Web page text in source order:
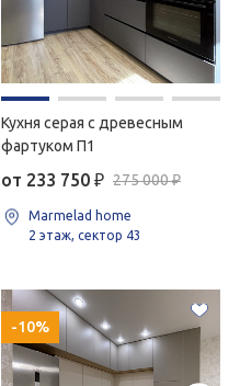
Кухня серая с древесным
фартуком П1
от 233 750 ₽ 275 000 ₽
Marmelad home
2 этаж, сектор 43
-10%